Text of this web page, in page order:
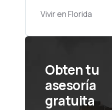
Vivir en Florida
Obten tu
asesoría
gratuita